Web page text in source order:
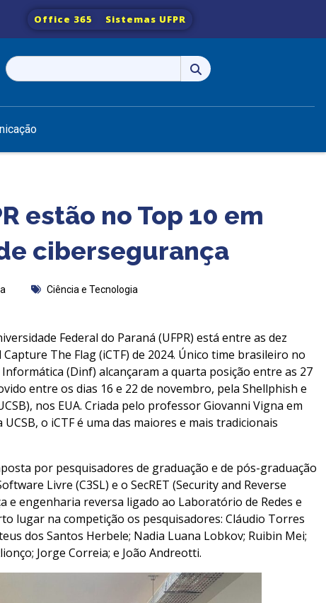
Office 365 Sistemas UFPR
Pesquisar
por:
estão no Top 10 em
cibersegurança
Ciência e Tecnologia
Federal do Paraná (UFPR) está entre as dez
The Flag (iCTF) de 2024. Único time brasileiro no
(Dinf) alcançaram a quarta posição entre as 27
entre os dias 16 e 22 de novembro, pela Shellphish e
nos EUA. Criada pelo professor Giovanni Vigna em
o iCTF é uma das maiores e mais tradicionais
por pesquisadores de graduação e de pós-graduação
Livre (C3SL) e o SecRET (Security and Reverse
e engenharia reversa ligado ao Laboratório de Redes e
lugar na competição os pesquisadores: Cláudio Torres
dos Santos Herbele; ⁠Nadia Luana Lobkov; Ruibin Mei;
Jorge Correia; e João Andreotti.